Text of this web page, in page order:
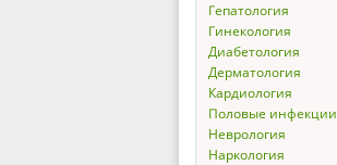
Гепатология
Гинекология
Диабетология
Дерматология
Кардиология
Половые инфекции
Неврология
Наркология